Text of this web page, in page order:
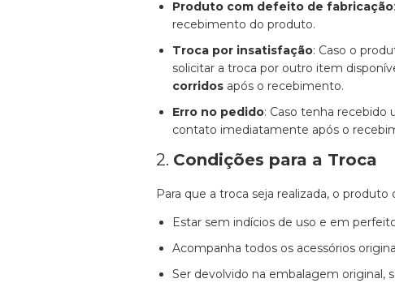
Produto com defeito de fabricação
recebimento do produto.
Troca por insatisfação: Caso o
solicitar a troca por outro item
corridos após o recebimento.
Erro no pedido: Caso tenha
contato imediatamente após o
2. Condições para a Troca
Para que a troca seja realizada, o
Estar sem indícios de uso e em
Acompanha todos os acessórios
Ser devolvido na embalagem original,